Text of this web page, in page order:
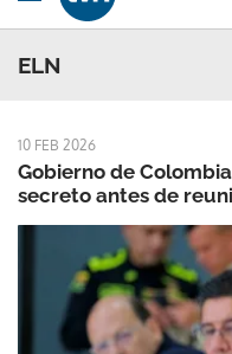
ELN
10 FEB 2026
Gobierno de
secreto antes de